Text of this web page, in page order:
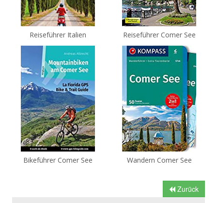
Reiseführer Italien Reiseführer Comer See
Bikeführer Comer See Wandern Comer See
Zurück